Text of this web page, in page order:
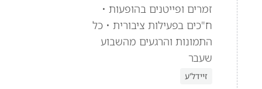
זמרים ופייטנים בהופעות •
ח"כים בפעילות ציבורית • כל
התמונות והרגעים מהשבוע
שעבר
זיידל'ע